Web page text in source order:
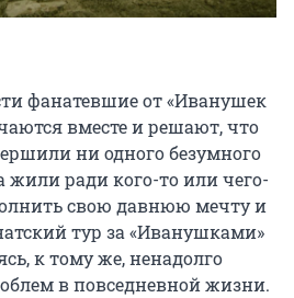
фанатевшие от «Иванушек
вместе и решают, что
ни одного безумного
жили ради кого-то или чего-
свою давнюю мечту и
тур за «Иванушками»
к тому же, ненадолго
в повседневной жизни.